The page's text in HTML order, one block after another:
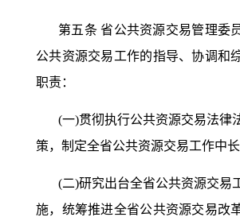
第五条 省公共资源交易管理委
公共资源交易工作的指导、协调和
职责：
(一)贯彻执行公共资源交易法律
策，制定全省公共资源交易工作中
(二)研究出台全省公共资源交易
施，统筹推进全省公共资源交易改